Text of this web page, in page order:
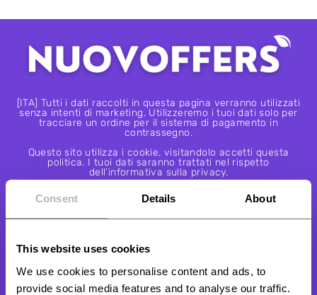
Consent Details About
This website uses cookies
We use cookies to personalise content and ads, to
provide social media features and to analyse our traffic.
[ITA] Tutti i dati raccolti in questa pagina verranno utilizzati
senza intenti di marketing. Utilizzeremo i tuoi dati solo per
tracciare un ordine per il sistema di pagamento in
contrassegno.
Questo sito utilizza i cookie, visitandolo accetti questa
politica. I tuoi dati saranno trattati nel rispetto
dell’informativa sulla privacy.
novoffers.com Copyright 2022. All Rights Reserved
Se espressamente richiesto è possibile effettuare i pagamenti con
carta in modo 100% sicuro e protetto.